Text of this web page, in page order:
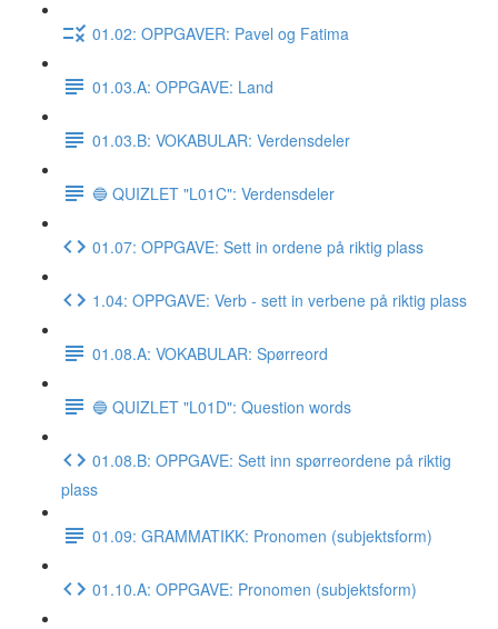
01.02: OPPGAVER: Pavel og Fatima
01.03.A: OPPGAVE: Land
01.03.B: VOKABULAR: Verdensdeler
🔵 QUIZLET "L01C": Verdensdeler
01.07: OPPGAVE: Sett in ordene på riktig plass
1.04: OPPGAVE: Verb - sett in verbene på riktig plass
01.08.A: VOKABULAR: Spørreord
🔵 QUIZLET "L01D": Question words
01.08.B: OPPGAVE: Sett inn spørreordene på riktig
plass
01.09: GRAMMATIKK: Pronomen (subjektsform)
01.10.A: OPPGAVE: Pronomen (subjektsform)